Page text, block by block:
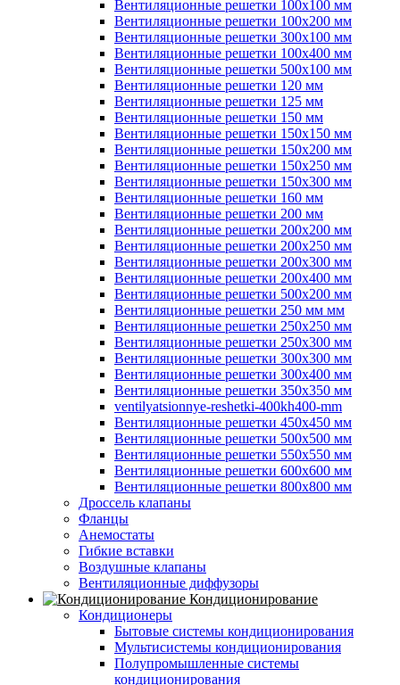
Вентиляционные решетки 100х100 мм
Вентиляционные решетки 100х200 мм
Вентиляционные решетки 300х100 мм
Вентиляционные решетки 100х400 мм
Вентиляционные решетки 500х100 мм
Вентиляционные решетки 120 мм
Вентиляционные решетки 125 мм
Вентиляционные решетки 150 мм
Вентиляционные решетки 150х150 мм
Вентиляционные решетки 150х200 мм
Вентиляционные решетки 150х250 мм
Вентиляционные решетки 150х300 мм
Вентиляционные решетки 160 мм
Вентиляционные решетки 200 мм
Вентиляционные решетки 200х200 мм
Вентиляционные решетки 200х250 мм
Вентиляционные решетки 200х300 мм
Вентиляционные решетки 200х400 мм
Вентиляционные решетки 500х200 мм
Вентиляционные решетки 250 мм мм
Вентиляционные решетки 250х250 мм
Вентиляционные решетки 250х300 мм
Вентиляционные решетки 300х300 мм
Вентиляционные решетки 300х400 мм
Вентиляционные решетки 350х350 мм
ventilyatsionnye-reshetki-400kh400-mm
Вентиляционные решетки 450х450 мм
Вентиляционные решетки 500х500 мм
Вентиляционные решетки 550х550 мм
Вентиляционные решетки 600х600 мм
Вентиляционные решетки 800х800 мм
Дроссель клапаны
Фланцы
Анемостаты
Гибкие вставки
Воздушные клапаны
Вентиляционные диффузоры
Кондиционирование
Кондиционеры
Бытовые системы кондиционирования
Мультисистемы кондиционирования
Полупромышленные системы
кондиционирования